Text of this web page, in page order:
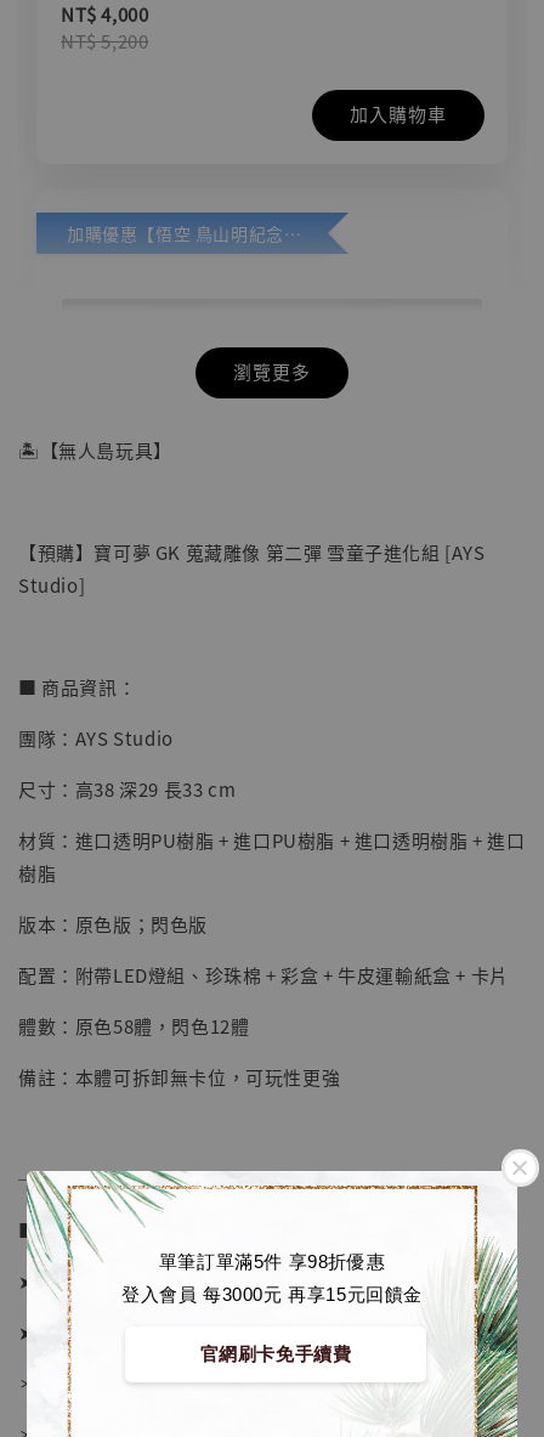
單筆訂單滿5件 享98折優惠
登入會員 每3000元 再享15元回饋金
官網刷卡免手續費
NT$ 4,000
NT$ 5,200
加入購物車
加購優惠【悟空 鳥山明紀念款 [奇蹟工作室]】
【店內現貨】七龍珠 系列蒐藏雕像 悟空 鳥山
明紀念款 [奇蹟工作室]
NT$ 5,580
瀏覽更多
🏝【無人島玩具】
【預購】寶可夢 GK 蒐藏雕像 第二彈 雪童子進化組 [AYS
Studio]
■ 商品資訊：
團隊：AYS Studio
尺寸：高38 深29 長33 cm
材質：進口透明PU樹脂 + 進口PU樹脂 + 進口透明樹脂 + 進口
樹脂
版本：原色版；閃色版
配置：附帶LED燈組、珍珠棉 + 彩盒 + 牛皮運輸紙盒 + 卡片
體數：原色58體，閃色12體
備註：本體可拆卸無卡位，可玩性更強
──────────────
■ 販售資訊 (NT$)：
➤ 原色版價格 8580元 (訂金4180)
➤ 閃色版價格 8580元 (訂金4180)
＊ 國際運費另計